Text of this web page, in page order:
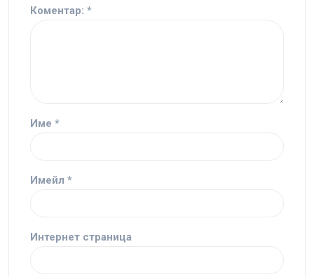
Коментар: *
Име *
Имейл *
Интернет страница